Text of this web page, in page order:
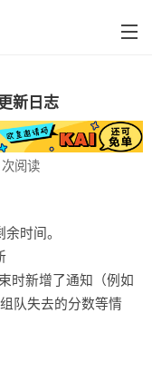
新日志
阅读
时间。
时新增了通知（例如
队失去的分数等情